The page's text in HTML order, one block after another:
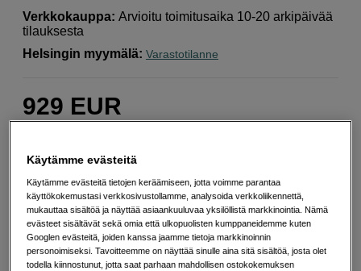
Verkkokauppa: Arvioitu toimitusaika 10-20 arkipäivää
tilauksesta
Helsingin myymälä: Varastotilanne
929 EUR
Maksa Svea-erämaksulla
Esimerkki: 36 kk, 33 EUR/kk, yhteensä 1 193 EUR, todellinen vuosikorko
19,07 %
Avausmaksu 5 EUR, laskutusmaksu 0 EUR/kk lisäksi
Käytämme evästeitä
Käytämme evästeitä tietojen keräämiseen, jotta voimme parantaa
käyttökokemustasi verkkosivustollamme, analysoida verkkoliikennettä,
mukauttaa sisältöä ja näyttää asiaankuuluvaa yksilöllistä markkinointia. Nämä
evästeet sisältävät sekä omia että ulkopuolisten kumppaneidemme kuten
Googlen evästeitä, joiden kanssa jaamme tietoja markkinoinnin
personoimiseksi. Tavoitteemme on näyttää sinulle aina sitä sisältöä, josta olet
todella kiinnostunut, jotta saat parhaan mahdollisen ostokokemuksen